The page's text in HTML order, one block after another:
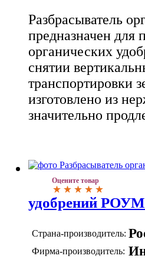
Разбрасыватель
предназначен для
органических
снятии
транспортировки
изготовлено из
значительно
Оцените товар
удобрений
Страна-производитель:
Фирма-производитель: